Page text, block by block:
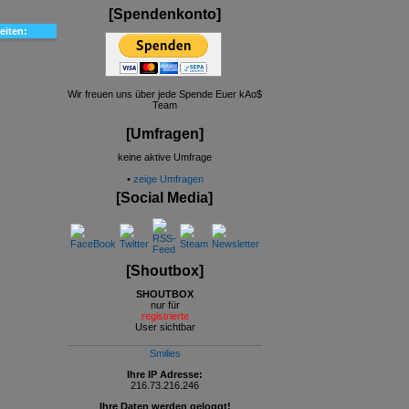
[Spendenkonto]
Wir freuen uns über jede Spende Euer kAo$
Team
[Umfragen]
keine aktive Umfrage
• zeige Umfragen
[Social Media]
[Shoutbox]
SHOUTBOX
nur für
registrierte
User sichtbar
Smilies
Ihre IP Adresse:
216.73.216.246
Ihre Daten werden geloggt!